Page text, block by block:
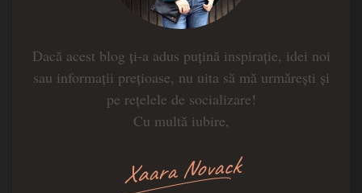
Dacă acest blog ți-a adus puțină inspirație, idei noi
sau informații prețioase, nu uita să mă urmărești și
pe rețelele de socializare!
Cu multă iubire,
Xaara Novack